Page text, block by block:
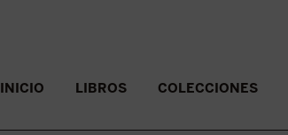
INICIO LIBROS COLECCIONES